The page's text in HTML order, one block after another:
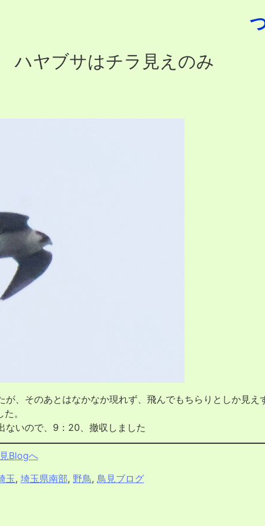
ヤブサはチラ見えのみ
、そのあとはなかなか現れず、飛んでもちらりとしか見え
。
いので、9：20、撤収しました
Blogへ
玉, 埼玉県南部, 野鳥, 鳥見ブログ